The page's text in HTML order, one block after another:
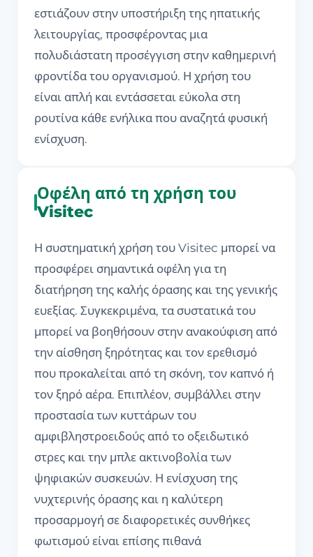
εστιάζουν στην υποστήριξη της ηπατικής
λειτουργίας, προσφέροντας μια
πολυδιάστατη προσέγγιση στην καθημερινή
φροντίδα του οργανισμού. Η χρήση του
είναι απλή και εντάσσεται εύκολα στη
ρουτίνα κάθε ενήλικα που αναζητά φυσική
ενίσχυση.
Οφέλη από τη χρήση του
Visitec
Η συστηματική χρήση του Visitec μπορεί να
προσφέρει σημαντικά οφέλη για τη
διατήρηση της καλής όρασης και της γενικής
ευεξίας. Συγκεκριμένα, τα συστατικά του
μπορεί να βοηθήσουν στην ανακούφιση από
την αίσθηση ξηρότητας και τον ερεθισμό
που προκαλείται από τη σκόνη, τον καπνό ή
τον ξηρό αέρα. Επιπλέον, συμβάλλει στην
προστασία των κυττάρων του
αμφιβληστροειδούς από το οξειδωτικό
στρες και την μπλε ακτινοβολία των
ψηφιακών συσκευών. Η ενίσχυση της
νυχτερινής όρασης και η καλύτερη
προσαρμογή σε διαφορετικές συνθήκες
φωτισμού είναι επίσης πιθανά